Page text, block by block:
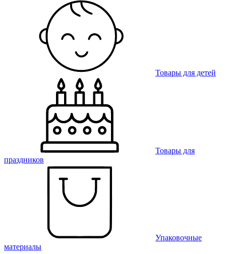
Товары для детей
Товары для
праздников
Упаковочные
материалы